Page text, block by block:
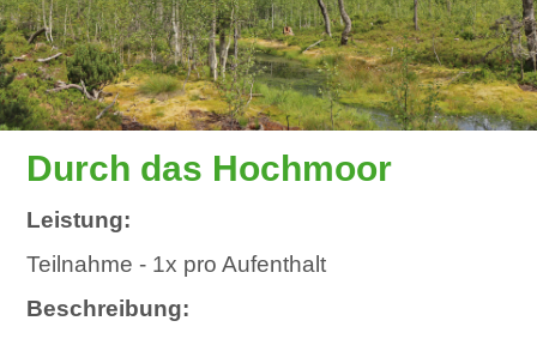
Durch das Hochmoor
Leistung:
Teilnahme - 1x pro Aufenthalt
Beschreibung: